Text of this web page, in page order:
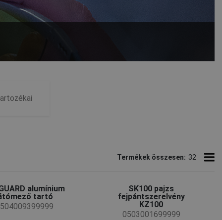
Termékek összesen: 32
alumínium
tartó
SK100 pajzs
fejpántszerelvény
KZ100
0503001699999